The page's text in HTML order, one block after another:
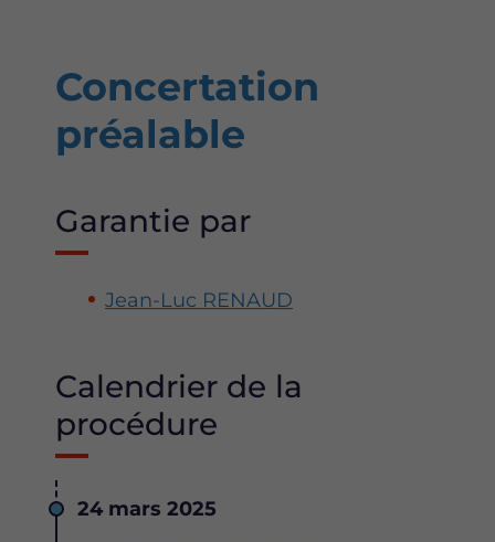
Concertation
préalable
Garantie par
Jean-Luc RENAUD
Calendrier de la
procédure
Date
24 mars 2025